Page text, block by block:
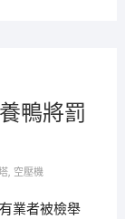
鴨將罰
, 空壓機
業者被檢舉